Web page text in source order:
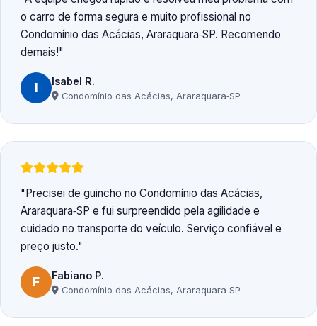
o carro de forma segura e muito profissional no
Condomínio das Acácias, Araraquara‑SP. Recomendo
demais!
I Isabel R.
Condomínio das Acácias, Araraquara‑SP
Precisei de guincho no Condomínio das Acácias,
Araraquara‑SP e fui surpreendido pela agilidade e
cuidado no transporte do veículo. Serviço confiável e
preço justo.
F Fabiano P.
Condomínio das Acácias, Araraquara‑SP